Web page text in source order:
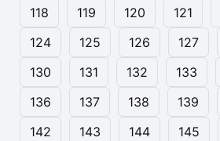
118
119 120 121
124
125 126 127
130
131 132 133
136
137 138 139
142
143 144 145